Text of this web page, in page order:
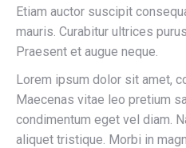
Etiam auctor suscipit
mauris. Curabitur ultrices
Praesent et augue neque.
Lorem ipsum dolor sit amet,
Maecenas vitae leo pretium
condimentum eget vel diam.
aliquet tristique. Morbi in